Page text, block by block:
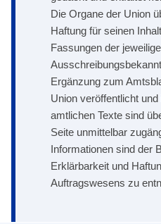
Die Organe der Union
Haftung für seinen
Fassungen der
Ergänzung zum
Union veröffentlicht und
amtlichen Texte sind
Seite unmittelbar
Informationen sind der
Erklärbarkeit und
Auftragswesens zu